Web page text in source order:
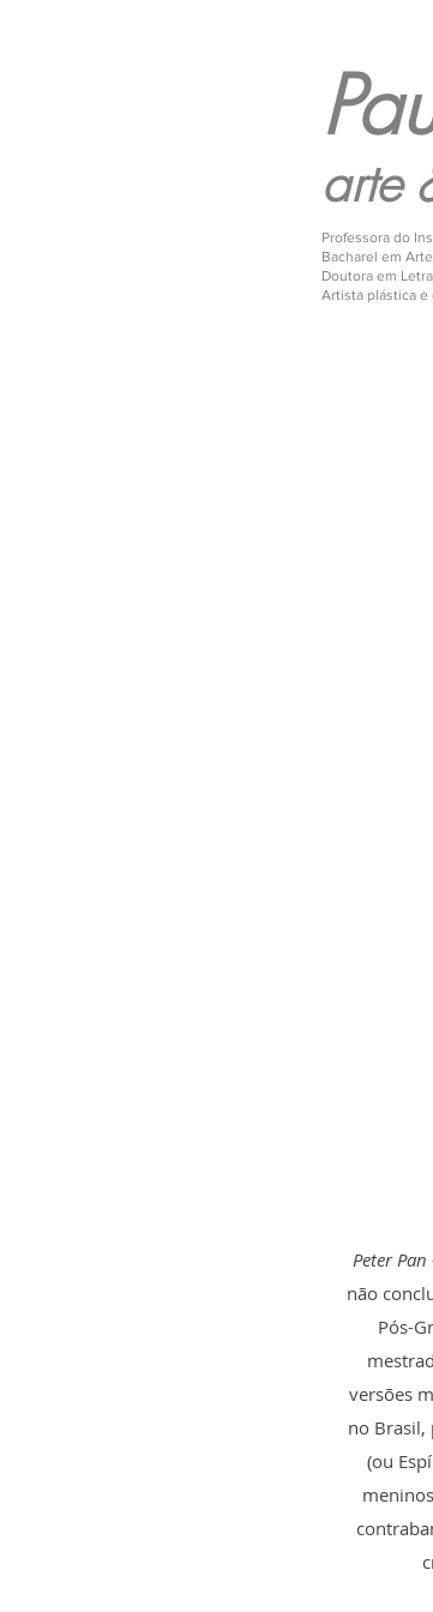
arte
Professora do
Bacharel em
Doutora em
Artista plástica e
Peter
não
Pós-
versões
no Brasil,
(ou